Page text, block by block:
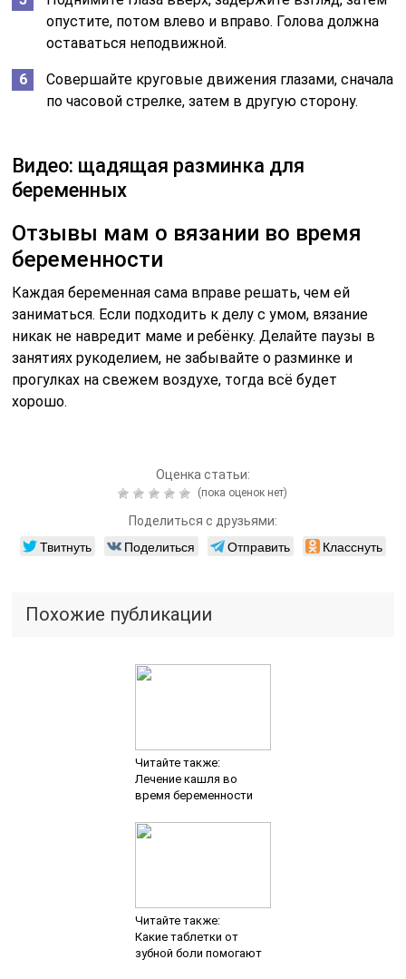
опустите, потом влево и вправо. Голова должна
оставаться неподвижной.
Совершайте круговые движения глазами, сначала
по часовой стрелке, затем в другую сторону.
Видео: щадящая разминка для
беременных
Отзывы мам о вязании во время
беременности
Каждая беременная сама вправе решать, чем ей
заниматься. Если подходить к делу с умом, вязание
никак не навредит маме и ребёнку. Делайте паузы в
занятиях рукоделием, не забывайте о разминке и
прогулках на свежем воздухе, тогда всё будет
хорошо.
Оценка статьи:
(пока оценок нет)
Поделиться с друзьями:
Твитнуть Поделиться Отправить Класснуть
Похожие публикации
Читайте также:
Лечение кашля во
время беременности
Читайте также:
Какие таблетки от
зубной боли помогают